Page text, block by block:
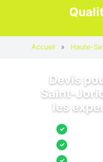
Accueil » Haute-
Devis
Saint-
les
✓
✓
✓